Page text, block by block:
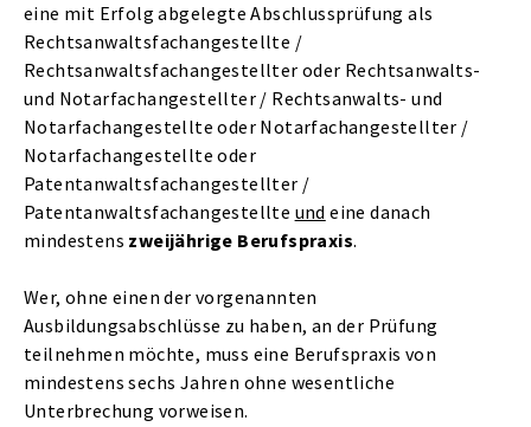
eine mit Erfolg abgelegte Abschlussprüfung als
Rechtsanwaltsfachangestellte /
Rechtsanwaltsfachangestellter oder Rechtsanwalts-
und Notarfachangestellter / Rechtsanwalts- und
Notarfachangestellte oder Notarfachangestellter /
Notarfachangestellte oder
Patentanwaltsfachangestellter /
Patentanwaltsfachangestellte und eine danach
mindestens zweijährige Berufspraxis.
Wer, ohne einen der vorgenannten
Ausbildungsabschlüsse zu haben, an der Prüfung
teilnehmen möchte, muss eine Berufspraxis von
mindestens sechs Jahren ohne wesentliche
Unterbrechung vorweisen.